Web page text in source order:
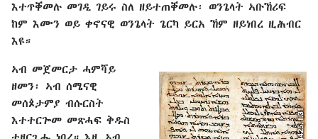
እተጥቐመሉ መገዲ ገይሩ ስለ ዘይተጠቐመሉ፡ ወንጌላት ኣቡኸሪፍ
ከም እሙን ወይ ቀኖናዊ ወንጌላት ጌርካ ይርአ ኸም ዘይነበረ ዚሕብር
እዩ።
ኣብ መጀመርታ ሓምሻይ
ዘመን፡ ኣብ ሰሜናዊ
መሰጶታምያ ብሱርስት
እተተርጐመ መጽሓፍ ቅዱስ